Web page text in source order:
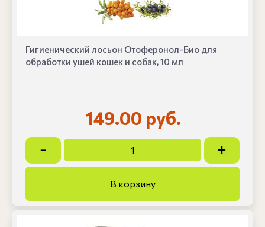
Гигиенический лосьон Отоферонол-Био для
обработки ушей кошек и собак, 10 мл
149.00 руб.